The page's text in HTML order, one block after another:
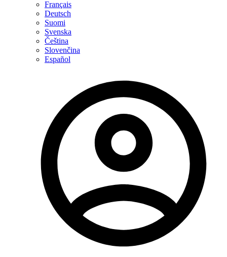
Français
Deutsch
Suomi
Svenska
Čeština
Slovenčina
Español